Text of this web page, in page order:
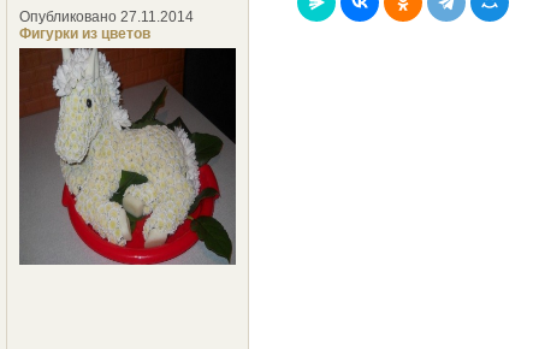
Опубликовано 27.11.2014
Фигурки из цветов